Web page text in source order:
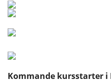
Kommande kursstarter i